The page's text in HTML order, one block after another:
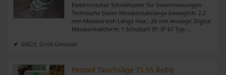
Elektronischer Schnelltaster für Innenmessungen
Technische Daten Messkontaktlänge beweglich: 2.2
mm Messbereich Länge max.: 20 mm Anzeige: Digital
Messkontaktform: 1 Schutzart IP: IP 67 Typ: ..
64823, Groß-Umstadt
Festool Tauchsäge TS 55 Rebq